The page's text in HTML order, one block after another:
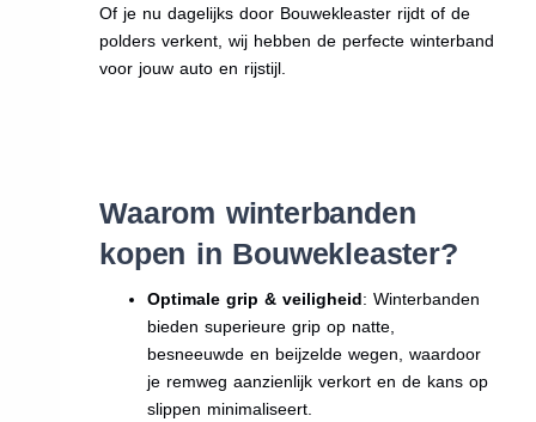
Of je nu dagelijks door Bouwekleaster rijdt of de
polders verkent, wij hebben de perfecte winterband
voor jouw auto en rijstijl.
Waarom winterbanden
kopen in Bouwekleaster?
Optimale grip & veiligheid: Winterbanden
bieden superieure grip op natte,
besneeuwde en beijzelde wegen, waardoor
je remweg aanzienlijk verkort en de kans op
slippen minimaliseert.